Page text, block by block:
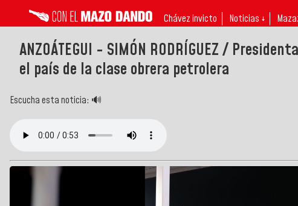
Chávez invicto Noticias ↓
ANZOÁTEGUI - SIMÓN RODRÍGUEZ /
el país de la clase obrera petrolera
Escucha esta noticia: 🔊